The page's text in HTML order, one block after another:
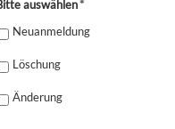
auswählen*
Neuanmeldung
Löschung
Änderung